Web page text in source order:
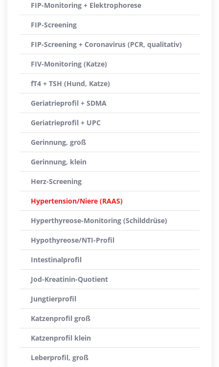
FIP-Monitoring + Elektrophorese
FIP-Screening
FIP-Screening + Coronavirus (PCR, qualitativ)
FIV-Monitoring (Katze)
fT4 + TSH (Hund, Katze)
Geriatrieprofil + SDMA
Geriatrieprofil + UPC
Gerinnung, groß
Gerinnung, klein
Herz-Screening
Hypertension/Niere (RAAS)
Hyperthyreose-Monitoring (Schilddrüse)
Hypothyreose/NTI-Profil
Intestinalprofil
Jod-Kreatinin-Quotient
Jungtierprofil
Katzenprofil groß
Katzenprofil klein
Leberprofil, groß